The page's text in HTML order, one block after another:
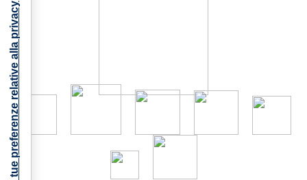
Le tue preferenze relative alla privacy